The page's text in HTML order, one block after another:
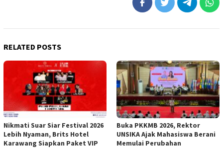
RELATED POSTS
Nikmati Suar Siar Festival 2026
Lebih Nyaman, Brits Hotel
Karawang Siapkan Paket VIP
Buka PKKMB 2026, Rektor
UNSIKA Ajak Mahasiswa Berani
Memulai Perubahan